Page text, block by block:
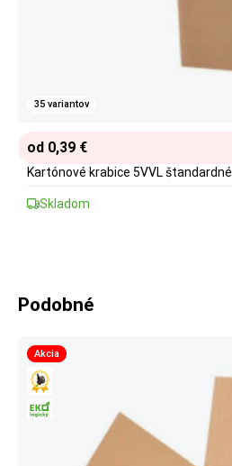
35 variantov
od 0,39 €
Kartónové krabice 5VVL štandardné
Skladom
Podobné
Akcia